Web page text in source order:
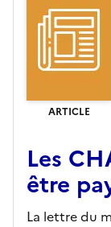
ARTICLE
Les
être
La lettre du